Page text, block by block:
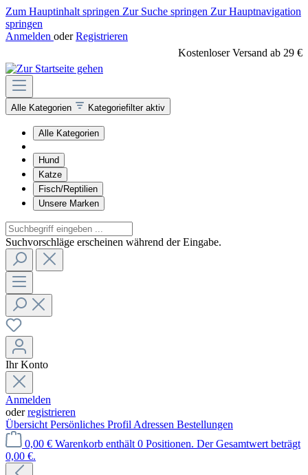
Zum Hauptinhalt springen Zur Suche springen Zur Hauptnavigation
springen
Anmelden oder Registrieren
Kostenloser Versand ab 29 €
Alle Kategorien Kategoriefilter aktiv
Alle Kategorien
Hund
Katze
Fisch/Reptilien
Unsere Marken
Suchvorschläge erscheinen während der Eingabe.
Ihr Konto
Anmelden
oderregistrieren
Übersicht Persönliches Profil Adressen Bestellungen
0,00 € Warenkorb enthält 0 Positionen. Der Gesamtwert beträgt
0,00 €.